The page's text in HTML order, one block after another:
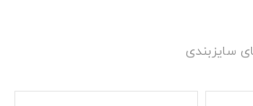
سایزبندی